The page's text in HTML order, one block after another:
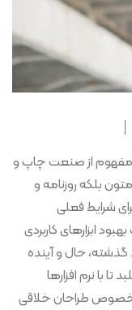
از صنعت چاپ و
بلکه روزنامه و
شرایط فعلی
ابزارهای کاربردی
حال و آینده
با نرم افزارها
الخصوص طراحان خلاقی